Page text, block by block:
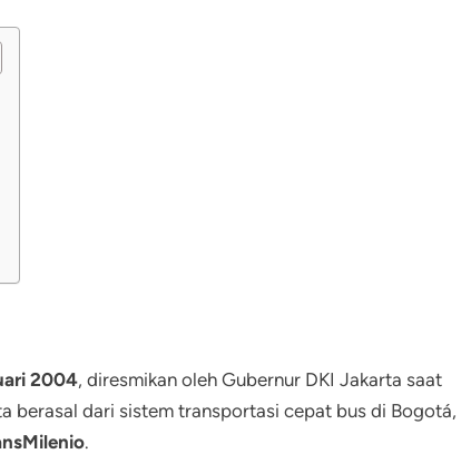
2004, diresmikan oleh Gubernur DKI Jakarta saat
berasal dari sistem transportasi cepat bus di Bogotá,
.